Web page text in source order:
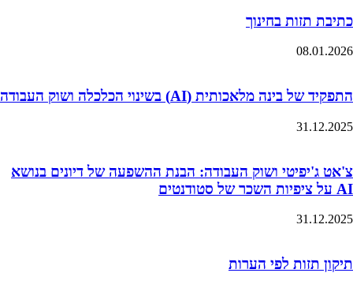
כתיבת תזות בחינוך
08.01.2026
התפקיד של בינה מלאכותית (AI) בשינוי הכלכלה ושוק העבודה
31.12.2025
צ'אט ג'יפיטי ושוק העבודה: הבנת ההשפעה של דיונים בנושא
AI על ציפיות השכר של סטודנטים
31.12.2025
תיקון תזות לפי הערות